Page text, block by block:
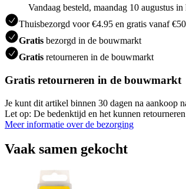
Vandaag besteld, maandag 10 augustus in
Thuisbezorgd voor €4.95 en gratis vanaf €50
Gratis bezorgd in de bouwmarkt
Gratis retourneren in de bouwmarkt
Gratis retourneren in de bouwmarkt
Je kunt dit artikel binnen 30 dagen na aankoop
Let op: De bedenktijd en het kunnen
Meer informatie over de bezorging
Vaak samen gekocht